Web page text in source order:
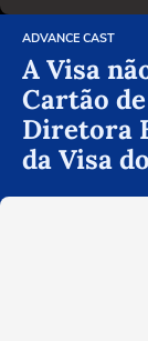
ADVANCE CAST
A Visa
Cartão
Diretora
da Visa